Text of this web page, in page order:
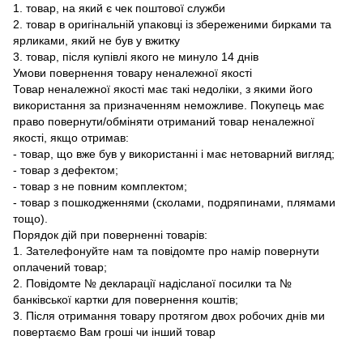
1. товар, на який є чек поштової служби
2. товар в оригінальній упаковці із збереженими бирками та
ярликами, який не був у вжитку
3. товар, після купівлі якого не минуло 14 днів
Умови повернення товару неналежної якості
Товар неналежної якості має такі недоліки, з якими його
використання за призначенням неможливе. Покупець має
право повернути/обміняти отриманий товар неналежної
якості, якщо отримав:
- товар, що вже був у використанні і має нетоварний вигляд;
- товар з дефектом;
- товар з не повним комплектом;
- товар з пошкодженнями (сколами, подряпинами, плямами
тощо).
Порядок дій при поверненні товарів:
1. Зателефонуйте нам та повідомте про намір повернути
оплачений товар;
2. Повідомте № декларації надісланої посилки та №
банківської картки для повернення коштів;
3. Після отримання товару протягом двох робочих днів ми
повертаємо Вам гроші чи інший товар